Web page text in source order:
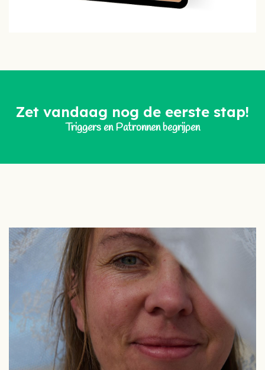
Zet vandaag nog de eerste stap!
Triggers en Patronnen begrijpen